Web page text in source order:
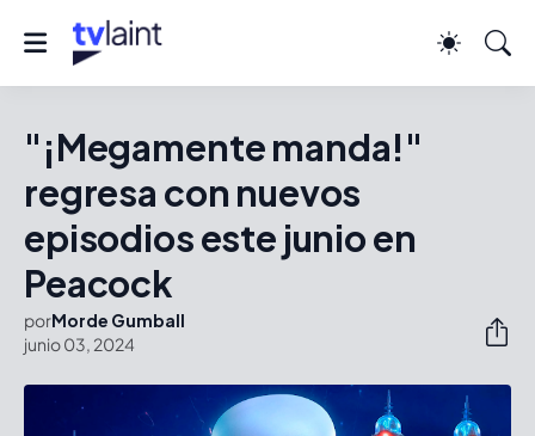
"¡Megamente manda!"
regresa con nuevos
episodios este junio en
Peacock
porMorde Gumball
junio 03, 2024